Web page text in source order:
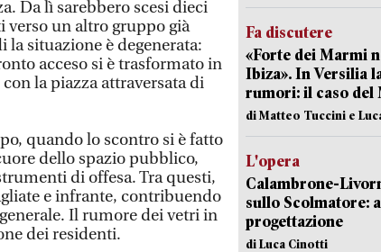
Da lì sarebbero scesi dieci
verso un altro gruppo già
la situazione è degenerata:
acceso si è trasformato in
la piazza attraversata di
quando lo scontro si è fatto
dello spazio pubblico,
di offesa. Tra questi,
e infrante, contribuendo
Il rumore dei vetri in
dei residenti.
Fa discutere
«Forte dei Marmi
Ibiza». In Versilia
rumori: il caso del
di Matteo Tuccini e
L'opera
Calambrone-
sullo Scolmatore:
progettazione
di Luca Cinotti